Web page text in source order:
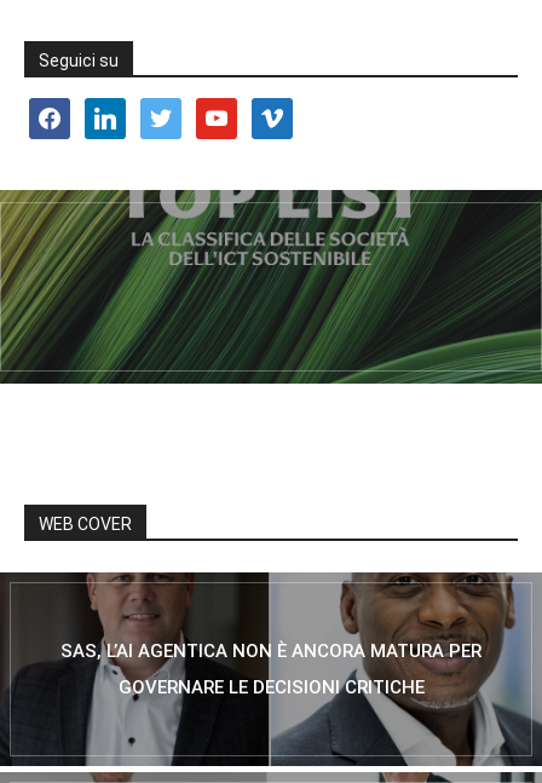
Seguici su
facebooklinkedin twitter youtube vimeo
WEB COVER
SAS, L’AI AGENTICA NON È ANCORA MATURA PER
GOVERNARE LE DECISIONI CRITICHE